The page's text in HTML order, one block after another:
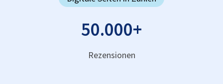
50.000+
Rezensionen